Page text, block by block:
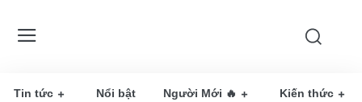
Tin tức Nổi bật Người Mới 🔥 Kiến thức